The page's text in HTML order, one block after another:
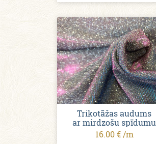
Trikotāžas audums
ar mirdzošu spīdumu
16.00 € /m